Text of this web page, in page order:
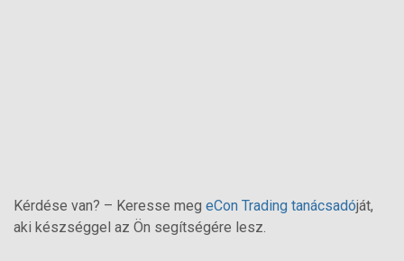
Kérdése van? – Keresse meg eCon Trading tanácsadóját,
aki készséggel az Ön segítségére lesz.